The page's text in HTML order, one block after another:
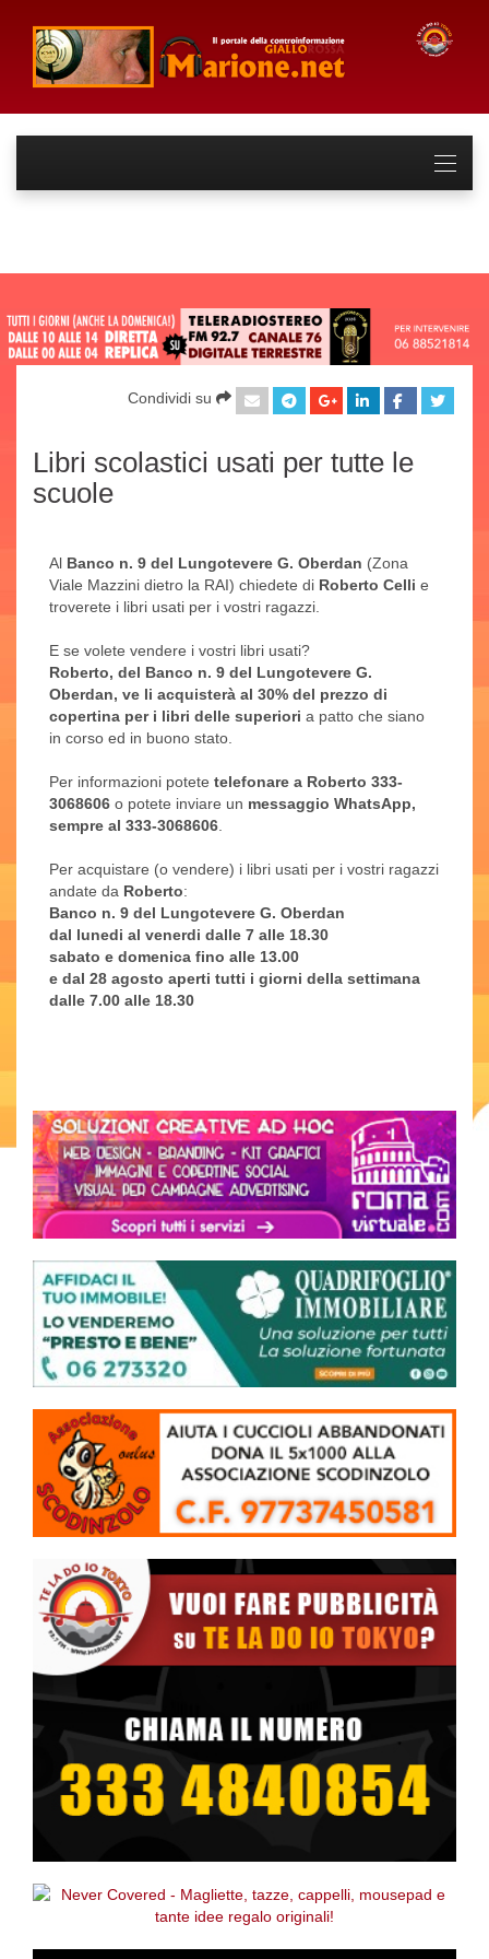
Condividi su
Libri scolastici usati per tutte le
scuole
Al Banco n. 9 del Lungotevere G. Oberdan (Zona
Viale Mazzini dietro la RAI) chiedete di Roberto Celli e
troverete i libri usati per i vostri ragazzi.
E se volete vendere i vostri libri usati?
Roberto, del Banco n. 9 del Lungotevere G.
Oberdan, ve li acquisterà al 30% del prezzo di
copertina per i libri delle superiori a patto che siano
in corso ed in buono stato.
Per informazioni potete telefonare a Roberto 333-
3068606 o potete inviare un messaggio WhatsApp,
sempre al 333-3068606.
Per acquistare (o vendere) i libri usati per i vostri ragazzi
andate da Roberto:
Banco n. 9 del Lungotevere G. Oberdan
dal lunedi al venerdi dalle 7 alle 18.30
sabato e domenica fino alle 13.00
e dal 28 agosto aperti tutti i giorni della settimana
dalle 7.00 alle 18.30